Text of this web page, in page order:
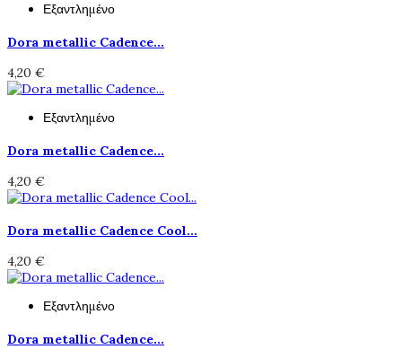
Εξαντλημένο
Dora metallic Cadence...
4,20 €
Εξαντλημένο
Dora metallic Cadence...
4,20 €
Dora metallic Cadence Cool...
4,20 €
Εξαντλημένο
Dora metallic Cadence...